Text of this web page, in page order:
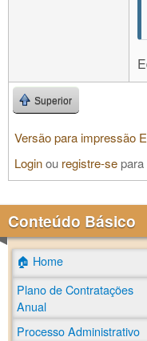
Superior
Versão para impressão
Loginou registre-se
Conteúdo Básico
🏠 Home
Plano de Contratações
Anual
Processo Administrativo